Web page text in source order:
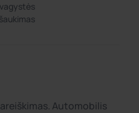
Automobilis